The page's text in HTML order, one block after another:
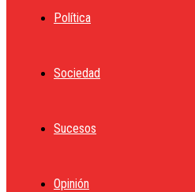
Política
Sociedad
Sucesos
Opinión